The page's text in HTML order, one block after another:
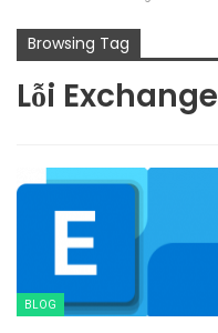
Browsing Tag
Lỗi Exchange
BLOG